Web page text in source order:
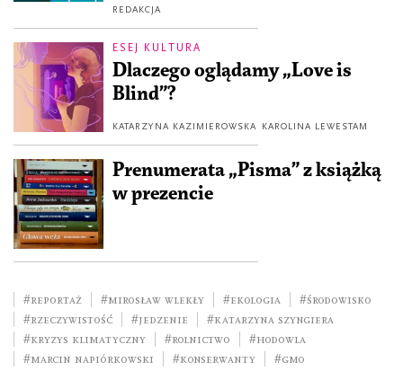
REDAKCJA
ESEJ KULTURA
Dlaczego oglądamy „Love is
Blind”?
KATARZYNA KAZIMIEROWSKA KAROLINA LEWESTAM
Prenumerata „Pisma” z książką
w prezencie
#reportaż #Mirosław Wlekły #ekologia
#środowisko
#rzeczywistość
#jedzenie
#Katarzyna Szyngiera
#kryzys klimatyczny
#rolnictwo
#hodowla
#Marcin Napiórkowski
#konserwanty #GMO